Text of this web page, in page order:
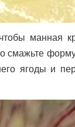
манная
смажьте
ягоды и